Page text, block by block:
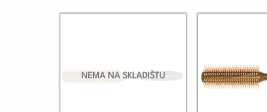
NEMA NA SKLADIŠTU